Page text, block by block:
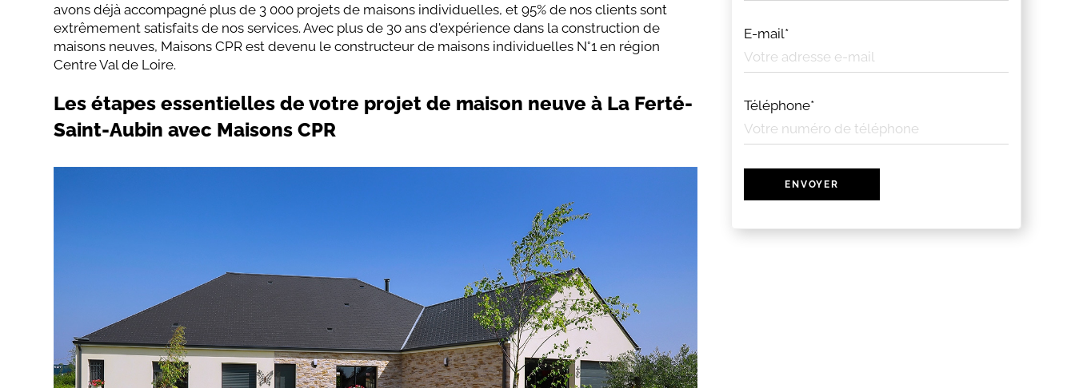
avons déjà accompagné plus de 3 000 projets de maisons individuelles, et 95% de nos clients sont
extrêmement satisfaits de nos services. Avec plus de 30 ans d'expérience dans la construction de
maisons neuves, Maisons CPR est devenu le constructeur de maisons individuelles N°1 en région
Centre Val de Loire.
Les étapes essentielles de votre projet de maison neuve à La Ferté-
Saint-Aubin avec Maisons CPR
E-mail*
Téléphone*